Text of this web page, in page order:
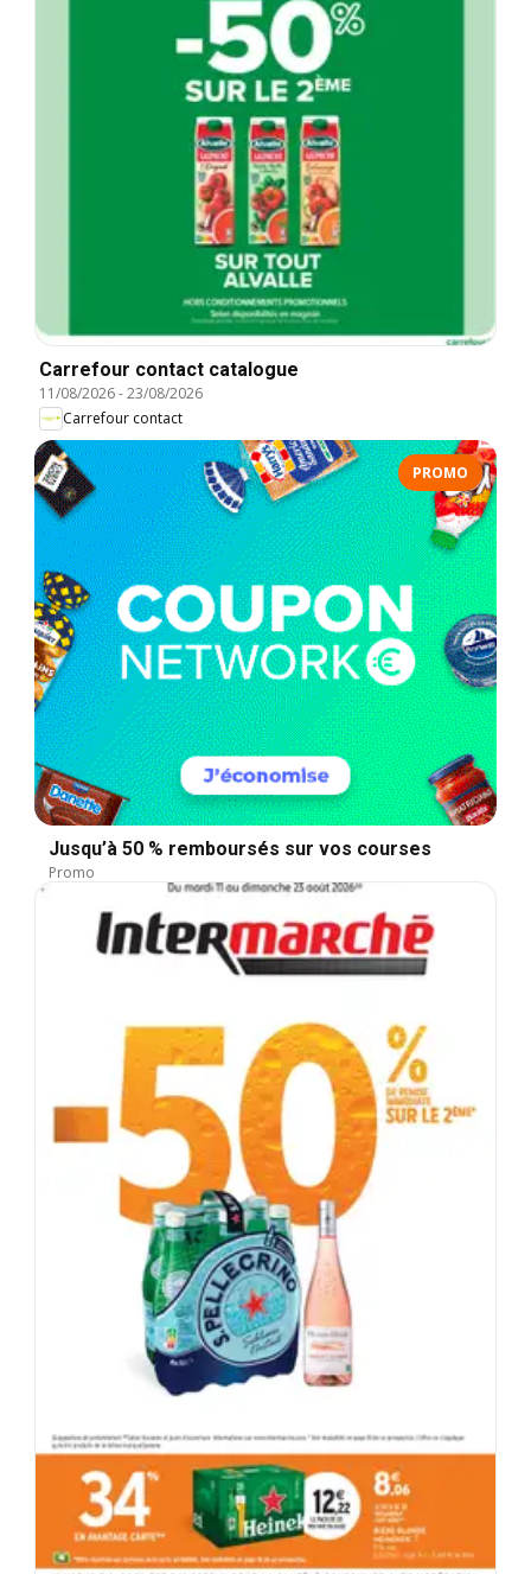
Carrefour contact catalogue
11/08/2026-23/08/2026
Carrefour contact
PROMO
Jusqu’à 50 % remboursés sur vos courses
Promo